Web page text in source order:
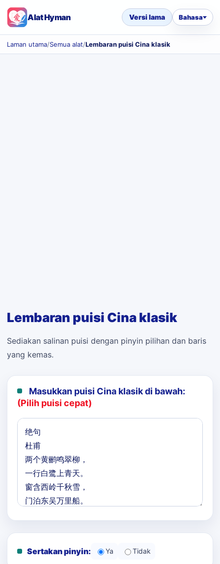
Alat Hyman Versi lama Bahasa
Laman utama/Semua alat/Lembaran puisi Cina klasik
Lembaran puisi Cina klasik
Sediakan salinan puisi dengan pinyin pilihan dan baris
yang kemas.
Masukkan puisi Cina klasik di bawah:
(Pilih puisi cepat)
Sertakan pinyin: Ya Tidak